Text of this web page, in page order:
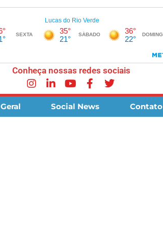
Conheça nossas redes sociais
Geral Social News Contato